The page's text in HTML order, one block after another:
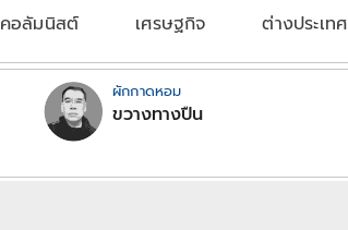
คอลัมนิสต์ เศรษฐกิจ ต่างประเทศ
ผักกาดหอม
ขวางทางปืน